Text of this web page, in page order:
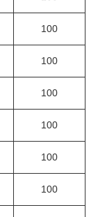
100
100
100
100
100
100